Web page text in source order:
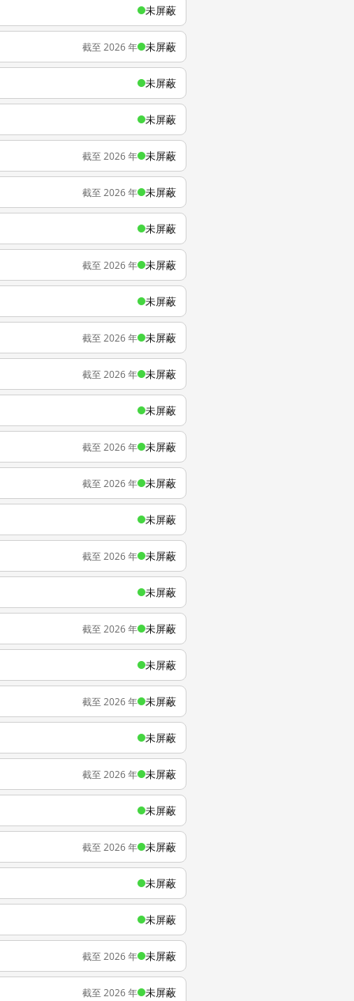
未屏蔽
截至 2026 年 未屏蔽
未屏蔽
未屏蔽
截至 2026 年 未屏蔽
截至 2026 年 未屏蔽
未屏蔽
截至 2026 年 未屏蔽
未屏蔽
截至 2026 年 未屏蔽
截至 2026 年 未屏蔽
未屏蔽
截至 2026 年 未屏蔽
截至 2026 年 未屏蔽
未屏蔽
截至 2026 年 未屏蔽
未屏蔽
截至 2026 年 未屏蔽
未屏蔽
截至 2026 年 未屏蔽
未屏蔽
截至 2026 年 未屏蔽
未屏蔽
截至 2026 年 未屏蔽
未屏蔽
未屏蔽
截至 2026 年 未屏蔽
截至 2026 年 未屏蔽